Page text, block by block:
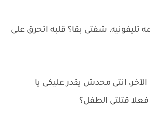
تليفونيه، شفتى بقا؟ قلبه اتحرق على
انتى محدش يقدر عليكى يا
فعلا قتلتى الطفل؟